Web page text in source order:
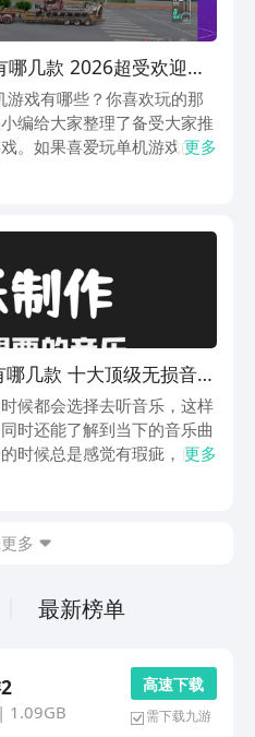
几款 2026超受欢迎的
戏有哪些？你喜欢玩的那
编给大家整理了备受大家推
。如果喜爱玩单机游戏的
到自己喜爱的那一款，不要
更多
几款 十大顶级无损音乐
候都会选择去听音乐，这样
时还能了解到当下的音乐曲
时候总是感觉有瑕疵，自然
为了关注的重点，这里就
更多
多
最新榜单
1.09GB
高 速 下 载
需下载九游